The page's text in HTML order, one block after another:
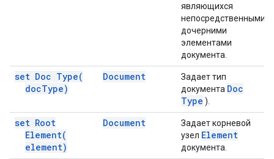
являющихся
непосредственными
дочерними
элементами
документа.
set Doc Type(
docType)
Document
Задает тип
документа Doc
Type ).
set Root
Element(
element)
Document
Задает корневой
узел Element
документа.